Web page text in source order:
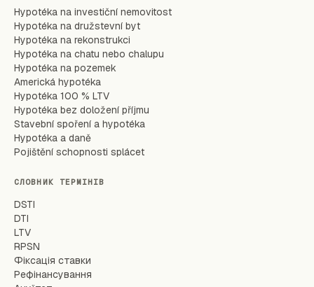
Hypotéka na investiční nemovitost
Hypotéka na družstevní byt
Hypotéka na rekonstrukci
Hypotéka na chatu nebo chalupu
Hypotéka na pozemek
Americká hypotéka
Hypotéka 100 % LTV
Hypotéka bez doložení příjmu
Stavební spoření a hypotéka
Hypotéka a daně
Pojištění schopnosti splácet
СЛОВНИК ТЕРМІНІВ
DSTI
DTI
LTV
RPSN
Фіксація ставки
Рефінансування